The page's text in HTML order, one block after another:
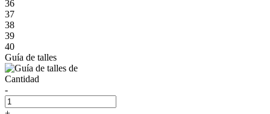
36
37
38
39
40
Guía de talles
Cantidad
-